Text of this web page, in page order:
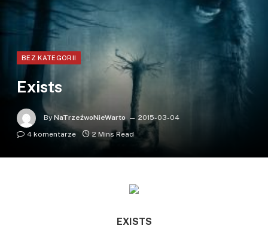
BEZ KATEGORII
Exists
By NaTrzeźwoNieWarto
2015-03-04
4 komentarze
2 Mins Read
EXISTS